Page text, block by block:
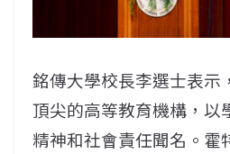
銘傳大學校長李選士表示
頂尖的高等教育機構，以
精神和社會責任聞名。霍